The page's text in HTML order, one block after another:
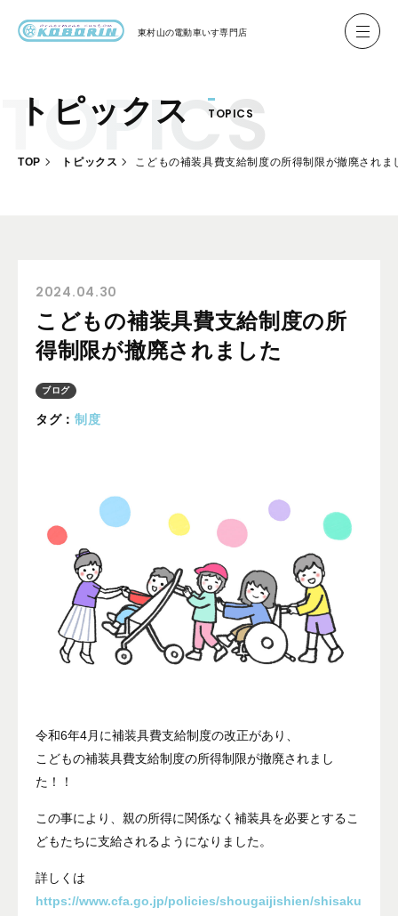
東村山の電動車いす専門店
ハイネル Hineru
ブリッジ BRIDGE TR
会社概要
イベント
メディア掲載
ユーザーコラム
042-391-3328
営業時間
平日10：00 - 18：00
トピックス TOPICS
TOP トピックス こどもの補装具費支給制度の所得制限が撤廃されま
2024.04.30
こどもの補装具費支給制度の所
得制限が撤廃されました
ブログ
タグ：制度
令和6年4月に補装具費支給制度の改正があり、
こどもの補装具費支給制度の所得制限が撤廃されまし
た！！
この事により、親の所得に関係なく補装具を必要とするこ
どもたちに支給されるようになりました。
詳しくは
https://www.cfa.go.jp/policies/shougaijishien/shisaku